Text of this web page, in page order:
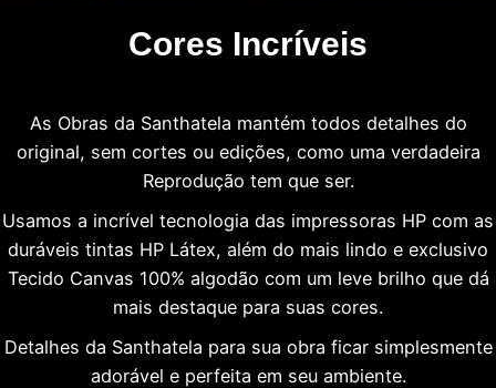
Cores Incríveis
As Obras da Santhatela mantém todos detalhes do
original, sem cortes ou edições, como uma verdadeira
Reprodução tem que ser.
Usamos a incrível tecnologia das impressoras HP com as
duráveis tintas HP Látex, além do mais lindo e exclusivo
Tecido Canvas 100% algodão com um leve brilho que dá
mais destaque para suas cores.
Detalhes da Santhatela para sua obra ficar simplesmente
adorável e perfeita em seu ambiente.